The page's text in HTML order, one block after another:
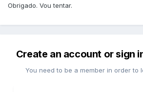
Obrigado. Vou tentar.
Create an account or sign
You need to be a member in order to